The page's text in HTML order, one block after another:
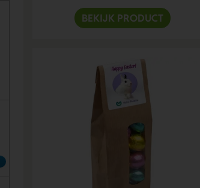
BEKIJK PRODUCT